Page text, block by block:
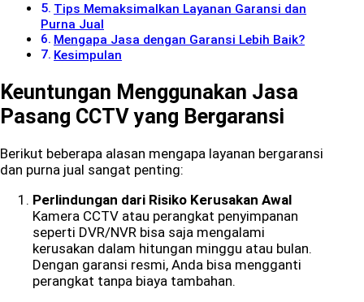
Tips Memaksimalkan Layanan Garansi dan
Purna Jual
Mengapa Jasa dengan Garansi Lebih Baik?
Kesimpulan
Keuntungan Menggunakan Jasa
Pasang CCTV yang Bergaransi
Berikut beberapa alasan mengapa layanan bergaransi
dan purna jual sangat penting:
Perlindungan dari Risiko Kerusakan Awal
Kamera CCTV atau perangkat penyimpanan
seperti DVR/NVR bisa saja mengalami
kerusakan dalam hitungan minggu atau bulan.
Dengan garansi resmi, Anda bisa mengganti
perangkat tanpa biaya tambahan.